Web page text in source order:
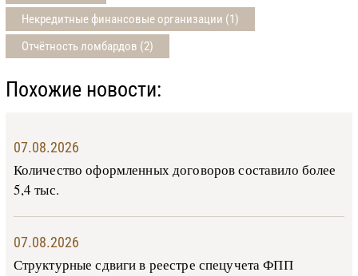
Некредитные финансовые организации (1)
Отчётность ломбардов (2)
Похожие новости:
07.08.2026
Количество оформленных договоров составило более
5,4 тыс.
07.08.2026
Структурные сдвиги в реестре спецучета ФПП